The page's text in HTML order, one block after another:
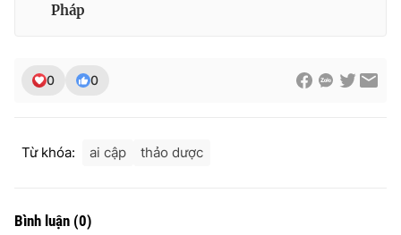
VTV Sức khoẻ
Thị trường 24h Tấm lòng Việt
Liên hệ tòa soạn
Pháp
0 0
Từ khóa: ai cập thảo dược
Bình luận (0)